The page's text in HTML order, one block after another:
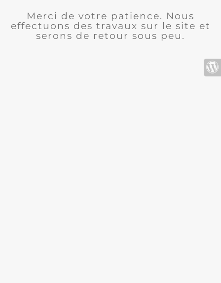
Merci de votre patience. Nous
effectuons des travaux sur le site et
serons de retour sous peu.